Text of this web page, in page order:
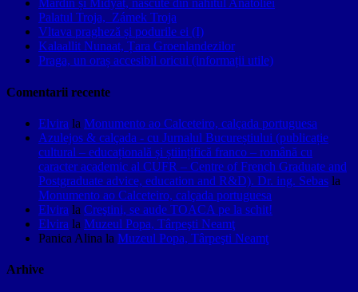
Mardin și Midyat, născute din nahitul Anatoliei
Palatul Troja, Zámek Troja
Vltava pragheză și podurile ei (I)
Kalaallit Nunaat, Țara Groenlandezilor
Praga, un oraș accesibil oricui (informații utile)
Comentarii recente
Elvira la Monumento ao Calceteiro, calçada portuguesa
Azulejos & calçada - cu Jurnalul Bucureștiului (publicație
cultural – educațională și științifică franco – română cu
caracter academic al CUFR – Centre of French Graduate and
Postgraduate advice, education and R&D). Dr. ing. Sebas la
Monumento ao Calceteiro, calçada portuguesa
Elvira la Creştini, se aude TOACA pe la schit!
Elvira la Muzeul Popa, Târpeşti Neamţ
Panica Alina la Muzeul Popa, Târpeşti Neamţ
Arhive